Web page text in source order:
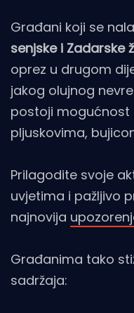
Građani koji se
senjske i Zadarske
oprez u drugom
jakog olujnog
postoji mogućnost
pljuskovima,
Prilagodite svoje
uvjetima i pažljivo
najnovija
Građanima tako
sadržaja: